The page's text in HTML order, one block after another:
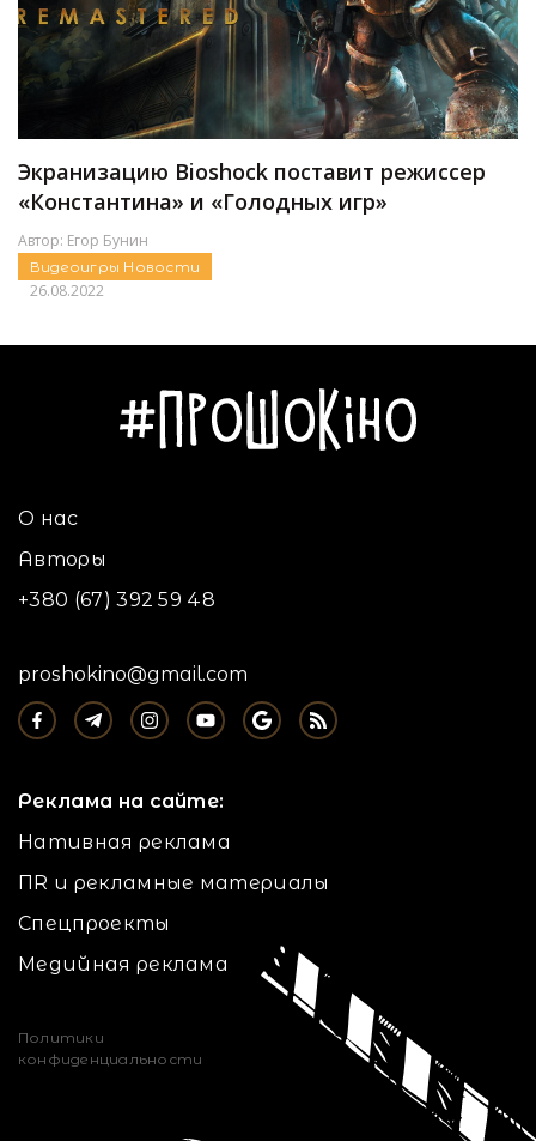
Экранизацию Bioshock поставит режиссер
«Константина» и «Голодных игр»
Автор: Егор Бунин
Видеоигры Новости
26.08.2022
О нас
Авторы
+380 (67) 392 59 48
proshokino@gmail.com
Реклама на сайте:
Нативная реклама
ПR и рекламные материалы
Спецпроекты
Медийная реклама
Политики
конфиденциальности